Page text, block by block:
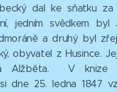
dal ke sňatku
jedním svědkem byl
a druhý byl
obyvatel z Husince.
Alžběta. V knize
dne 25. ledna 1847